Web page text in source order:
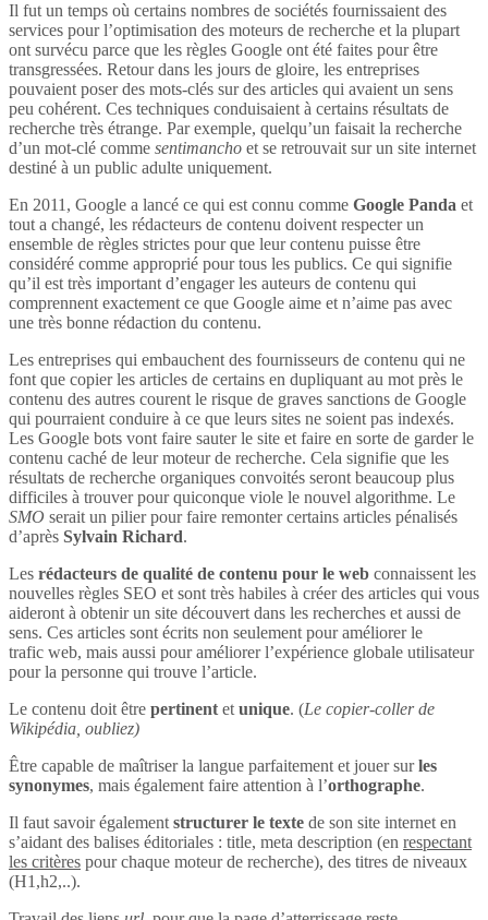
Il fut un temps où certains nombres de sociétés fournissaient des
services pour l’optimisation des moteurs de recherche et la plupart
ont survécu parce que les règles Google ont été faites pour être
transgressées. Retour dans les jours de gloire, les entreprises
pouvaient poser des mots-clés sur des articles qui avaient un sens
peu cohérent. Ces techniques conduisaient à certains résultats de
recherche très étrange. Par exemple, quelqu’un faisait la recherche
d’un mot-clé comme sentimancho et se retrouvait sur un site internet
destiné à un public adulte uniquement.
En 2011, Google a lancé ce qui est connu comme Google Panda et
tout a changé, les rédacteurs de contenu doivent respecter un
ensemble de règles strictes pour que leur contenu puisse être
considéré comme approprié pour tous les publics. Ce qui signifie
qu’il est très important d’engager les auteurs de contenu qui
comprennent exactement ce que Google aime et n’aime pas avec
une très bonne rédaction du contenu.
Les entreprises qui embauchent des fournisseurs de contenu qui ne
font que copier les articles de certains en dupliquant au mot près le
contenu des autres courent le risque de graves sanctions de Google
qui pourraient conduire à ce que leurs sites ne soient pas indexés.
Les Google bots vont faire sauter le site et faire en sorte de garder le
contenu caché de leur moteur de recherche. Cela signifie que les
résultats de recherche organiques convoités seront beaucoup plus
difficiles à trouver pour quiconque viole le nouvel algorithme. Le
SMO serait un pilier pour faire remonter certains articles pénalisés
d’après Sylvain Richard.
Les rédacteurs de qualité de contenu pour le web connaissent les
nouvelles règles SEO et sont très habiles à créer des articles qui vous
aideront à obtenir un site découvert dans les recherches et aussi de
sens. Ces articles sont écrits non seulement pour améliorer le
trafic web, mais aussi pour améliorer l’expérience globale utilisateur
pour la personne qui trouve l’article.
Le contenu doit être pertinent et unique. (Le copier-coller de
Wikipédia, oubliez)
Être capable de maîtriser la langue parfaitement et jouer surles
synonymes, mais également faire attention à l’orthographe.
Il faut savoir également structurer le texte de son site internet en
s’aidant des balises éditoriales : title, meta description (en respectant
les critères pour chaque moteur de recherche), des titres de niveaux
(H1,h2,..).